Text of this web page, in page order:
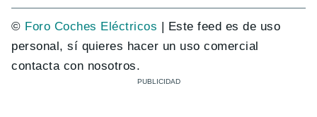
© Foro Coches Eléctricos | Este feed es de uso
personal, sí quieres hacer un uso comercial
contacta con nosotros.